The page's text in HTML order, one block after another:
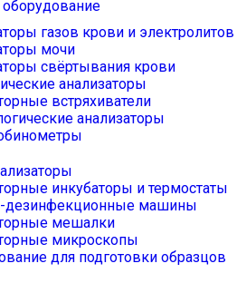
газов крови и электролитов
мочи
свёртывания крови
анализаторы
встряхиватели
анализаторы
инкубаторы и термостаты
дезинфекционные машины
мешалки
микроскопы
для подготовки образцов